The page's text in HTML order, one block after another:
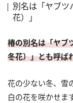
別名は「ヤブツ
花）」
椿の別名は「ヤブ
冬花）」とも呼ば
花の少ない冬、雪
白の花を咲かせま